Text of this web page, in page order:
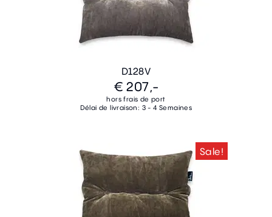
D128V
€ 207,-
hors frais de port
Délai de livraison: 3 - 4 Semaines
Sale!